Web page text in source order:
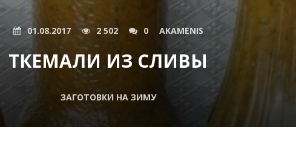
01.08.2017 2 502 0 AKAMENIS
ТКЕМАЛИ ИЗ СЛИВЫ
ЗАГОТОВКИ НА ЗИМУ